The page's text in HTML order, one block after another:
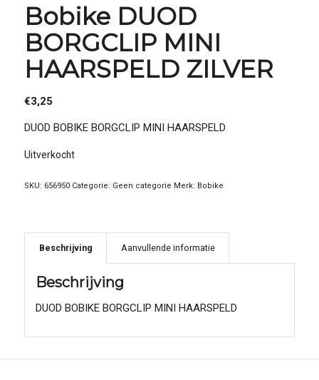
Bobike DUOD
BORGCLIP MINI
HAARSPELD ZILVER
€3,25
DUOD BOBIKE BORGCLIP MINI HAARSPELD
Uitverkocht
SKU: 656950 Categorie: Geen categorie Merk: Bobike
Beschrijving Aanvullende informatie
Beschrijving
DUOD BOBIKE BORGCLIP MINI HAARSPELD